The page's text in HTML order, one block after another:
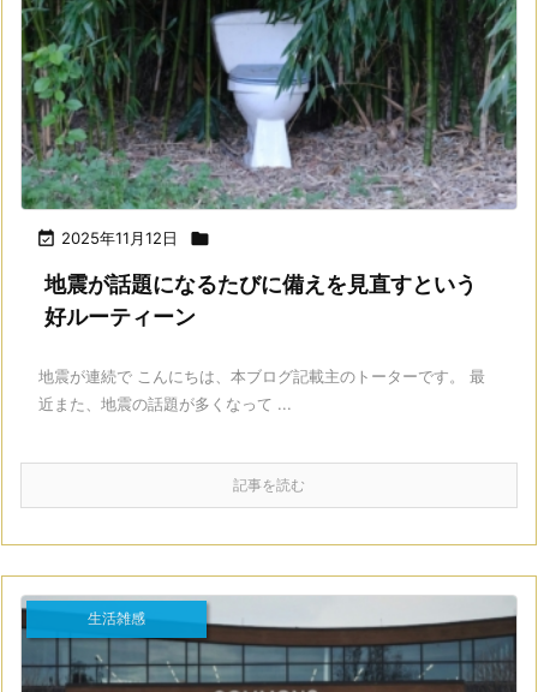
 2025年11月12日 
地震が話題になるたびに備えを見直すという
好ルーティーン
地震が連続で こんにちは、本ブログ記載主のトーターです。 最
近また、地震の話題が多くなって ...
記事を読む
生活雑感